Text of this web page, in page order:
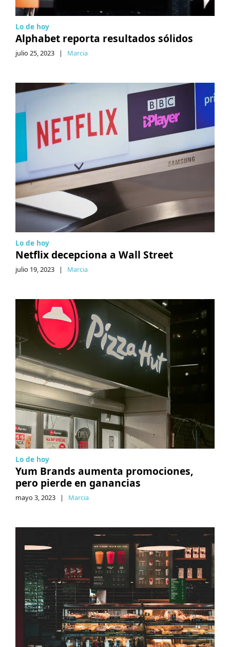
Lo de hoy
Alphabet reporta resultados sólidos
julio 25, 2023 | Marcia
Lo de hoy
Netflix decepciona a Wall Street
julio 19, 2023 | Marcia
Lo de hoy
Yum Brands aumenta promociones,
pero pierde en ganancias
mayo 3, 2023 | Marcia